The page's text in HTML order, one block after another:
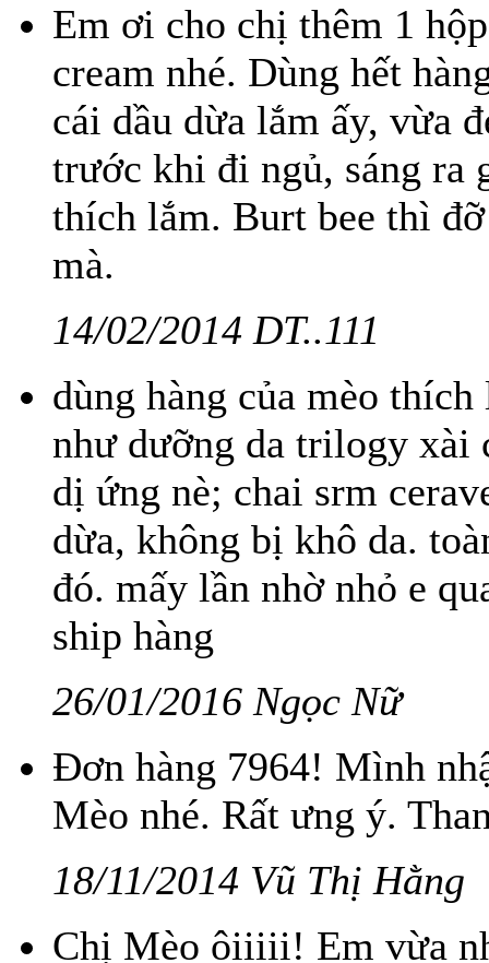
Em ơi cho chị thêm 1
cream nhé. Dùng hết
cái dầu dừa lắm ấy, vừa
trước khi đi ngủ, sáng ra
thích lắm. Burt bee thì
mà.
14/02/2014 DT..111
dùng hàng của mèo
như dưỡng da trilogy xài
dị ứng nè; chai srm
dừa, không bị khô da.
đó. mấy lần nhờ nhỏ e
ship hàng
26/01/2016 Ngọc Nữ
Đơn hàng 7964! Mình
Mèo nhé. Rất ưng ý.
18/11/2014 Vũ Thị Hằng
Chị Mèo ôiiiii! Em vừa